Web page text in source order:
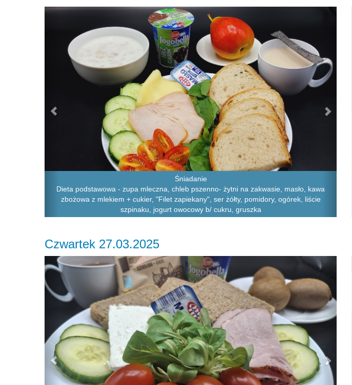
Śniadanie
Dieta podstawowa - zupa mleczna, chleb pszenno- żytni na zakwasie, masło, kawa
zbożowa z mlekiem + cukier, "Filet zapiekany", ser żółty, pomidory, ogórek, liście
szpinaku, jogurt owocowy b/ cukru, gruszka
Previous
Czwartek 27.03.2025
Previous